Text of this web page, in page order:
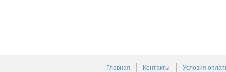
Главная Контакты Условия